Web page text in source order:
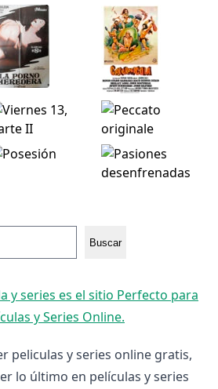
Buscar
y series es el sitio Perfecto para
y Series Online.
peliculas y series online gratis,
lo último en películas y series